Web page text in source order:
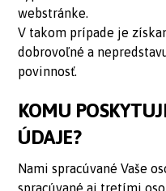
webstránke.
V takom prípade je
dobrovoľné a
povinnosť.
KOMU
ÚDAJE?
Nami spracúvané Vaše
spracúvané aj tretími